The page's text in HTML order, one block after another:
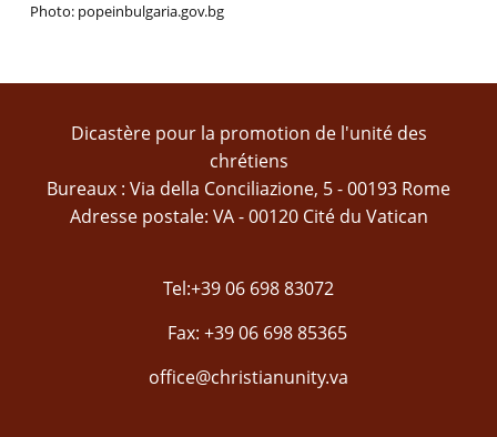
Photo: popeinbulgaria.gov.bg
Dicastère pour la promotion de l'unité des
chrétiens
Bureaux : Via della Conciliazione, 5 - 00193 Rome
Adresse postale: VA - 00120 Cité du Vatican
Tel:+39 06 698 83072
Fax: +39 06 698 85365
office@christianunity.va